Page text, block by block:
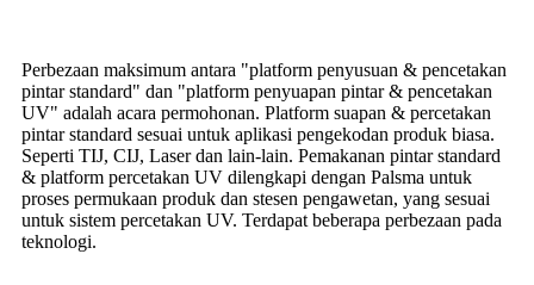
Perbezaan maksimum antara "platform penyusuan & pencetakan
pintar standard" dan "platform penyuapan pintar & pencetakan
UV" adalah acara permohonan. Platform suapan & percetakan
pintar standard sesuai untuk aplikasi pengekodan produk biasa.
Seperti TIJ, CIJ, Laser dan lain-lain. Pemakanan pintar standard
& platform percetakan UV dilengkapi dengan Palsma untuk
proses permukaan produk dan stesen pengawetan, yang sesuai
untuk sistem percetakan UV. Terdapat beberapa perbezaan pada
teknologi.